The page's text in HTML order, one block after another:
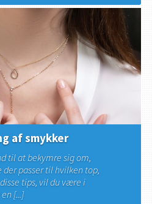
af smykker
til at bekymre sig om,
passer til hvilken top,
tips, vil du være i
[...]